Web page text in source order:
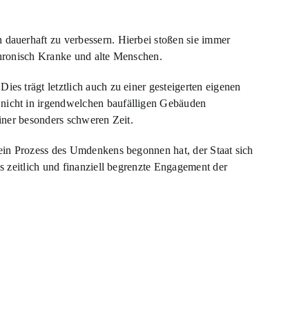
zu verbessern. Hierbei stoßen sie immer
Kranke und alte Menschen.
trägt letztlich auch zu einer gesteigerten eigenen
in irgendwelchen baufälligen Gebäuden
besonders schweren Zeit.
Prozess des Umdenkens begonnen hat, der Staat sich
zeitlich und finanziell begrenzte Engagement der